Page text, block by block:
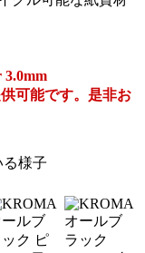
3.0mm
可能です。是非お